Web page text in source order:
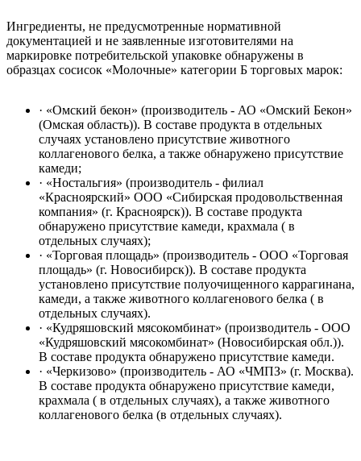
Ингредиенты, не предусмотренные нормативной
документацией и не заявленные изготовителями на
маркировке потребительской упаковке обнаружены в
образцах сосисок «Молочные» категории Б торговых марок:
· «Омский бекон» (производитель - АО «Омский Бекон»
(Омская область)). В составе продукта в отдельных
случаях установлено присутствие животного
коллагенового белка, а также обнаружено присутствие
камеди;
· «Ностальгия» (производитель - филиал
«Красноярский» ООО «Сибирская продовольственная
компания» (г. Красноярск)). В составе продукта
обнаружено присутствие камеди, крахмала ( в
отдельных случаях);
· «Торговая площадь» (производитель - ООО «Торговая
площадь» (г. Новосибирск)). В составе продукта
установлено присутствие полуочищенного каррагинана,
камеди, а также животного коллагенового белка ( в
отдельных случаях).
· «Кудряшовский мясокомбинат» (производитель - ООО
«Кудряшовский мясокомбинат» (Новосибирская обл.)).
В составе продукта обнаружено присутствие камеди.
· «Черкизово» (производитель - АО «ЧМПЗ» (г. Москва).
В составе продукта обнаружено присутствие камеди,
крахмала ( в отдельных случаях), а также животного
коллагенового белка (в отдельных случаях).